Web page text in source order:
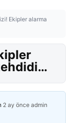
Ekipler alarma
2 ay önce admin